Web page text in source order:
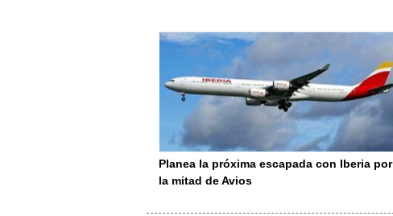
Planea la próxima escapada con Iberia por
la mitad de Avios